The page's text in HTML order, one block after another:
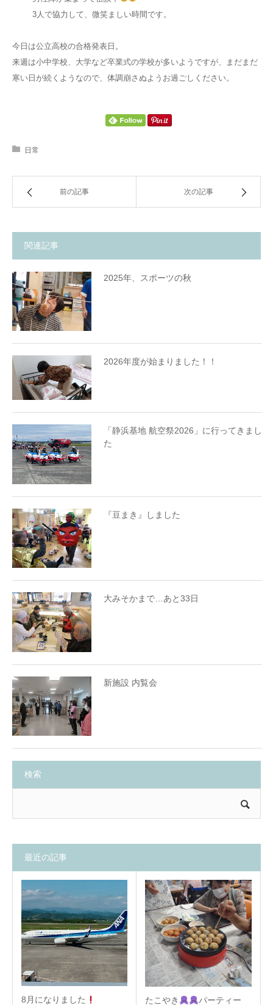
3人で協力して、微笑ましい時間です。
今日は公立高校の合格発表日。
来週は小中学校、大学など卒業式の学校が多いようですが、まだまだ
寒い日が続くようなので、体調崩さぬようお過ごしください。
日常
前の記事 次の記事
関連記事
2025年、スポーツの秋
2026年度が始まりました！！
「静浜基地 航空祭2026」に行ってきまし
た
『豆まき』しました
大みそかまで…あと33日
新施設 内覧会
検索
最近の記事
8月になりました たこやき パーティー